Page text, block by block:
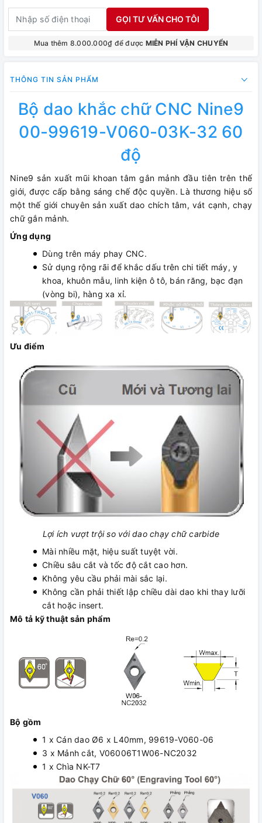
GỌI TƯ VẤN CHO TÔI
Mua thêm 8.000.000₫ để được MIỄN PHÍ VẬN CHUYỂN
THÔNG TIN SẢN PHẨM
Bộ dao khắc chữ CNC Nine9
00-99619-V060-03K-32 60
độ
Nine9 sản xuất mũi khoan tâm gắn mảnh đầu tiên trên thế
giới, được cấp bằng sáng chế độc quyền. Là thương hiệu số
một thế giới chuyên sản xuất dao chích tâm, vát cạnh, chạy
chữ gắn mảnh.
Ứng dụng
Dùng trên máy phay CNC.
Sử dụng rộng rãi để khắc dấu trên chi tiết máy, y
khoa, khuôn mẫu, linh kiện ô tô, bán răng, bạc đạn
(vòng bi), hàng xa xỉ.
Ưu điểm
Lợi ích vượt trội so với dao chạy chữ carbide
Mài nhiều mặt, hiệu suất tuyệt vời.
Chiều sâu cắt và tốc độ cắt cao hơn.
Không yêu cầu phải mài sắc lại.
Không cần phải thiết lập chiều dài dao khi thay lưỡi
cắt hoặc insert.
Mô tả kỹ thuật sản phẩm
Bộ gồm
1 x Cán dao Ø6 x L40mm, 99619-V060-06
3 x Mảnh cắt, V06006T1W06-NC2032
1 x Chìa NK-T7